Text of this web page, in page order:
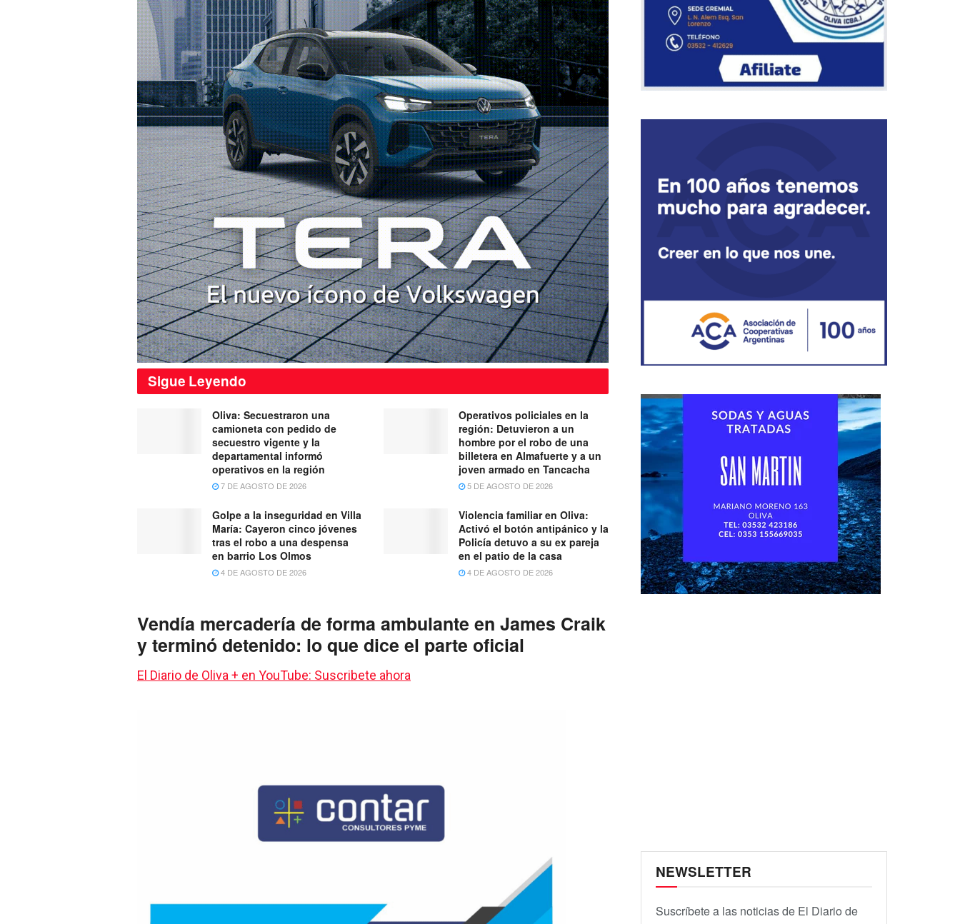
Sigue Leyendo
Oliva: Secuestraron una
camioneta con pedido de
secuestro vigente y la
departamental informó
operativos en la región
7 DE AGOSTO DE 2026
Operativos policiales en la
región: Detuvieron a un
hombre por el robo de una
billetera en Almafuerte y a un
joven armado en Tancacha
5 DE AGOSTO DE 2026
Golpe a la inseguridad en Villa
María: Cayeron cinco jóvenes
tras el robo a una despensa
en barrio Los Olmos
4 DE AGOSTO DE 2026
Violencia familiar en Oliva:
Activó el botón antipánico y la
Policía detuvo a su ex pareja
en el patio de la casa
4 DE AGOSTO DE 2026
Vendía mercadería de forma ambulante en James Craik
y terminó detenido: lo que dice el parte oficial
El Diario de Oliva + en YouTube: Suscribete ahora
NEWSLETTER
Suscríbete a las noticias de El Diario de